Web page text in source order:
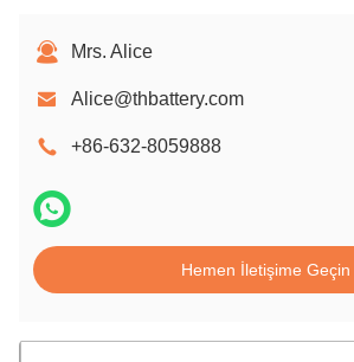
Mrs. Alice
Alice@thbattery.com
+86-632-8059888
Hemen İletişime Geçin